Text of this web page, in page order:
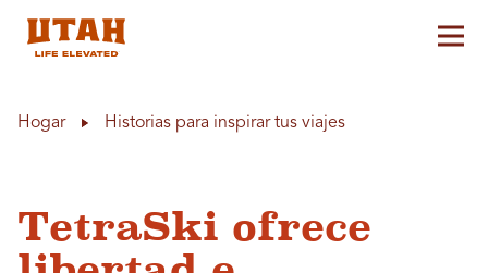
Hogar Historias para inspirar tus viajes
TetraSki ofrece